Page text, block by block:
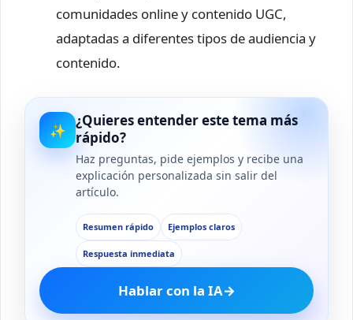
comunidades online y contenido UGC,
adaptadas a diferentes tipos de audiencia y
contenido.
✨
¿Quieres entender este tema más
rápido?
Haz preguntas, pide ejemplos y recibe una
explicación personalizada sin salir del
artículo.
Resumen rápido Ejemplos claros
Respuesta inmediata
Hablar con la IA→